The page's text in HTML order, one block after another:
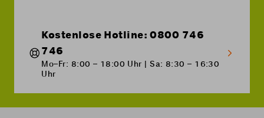
Kostenlose Hotline: 0800 746
746
Mo–Fr: 8:00 – 18:00 Uhr | Sa: 8:30 – 16:30
Uhr